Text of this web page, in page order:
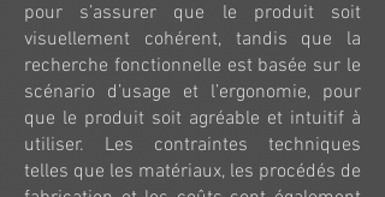
pour s’assurer que le produit soit
visuellement cohérent, tandis que la
recherche fonctionnelle est basée sur le
scénario d’usage et l’ergonomie, pour
que le produit soit agréable et intuitif à
utiliser. Les contraintes techniques
telles que les matériaux, les procédés de